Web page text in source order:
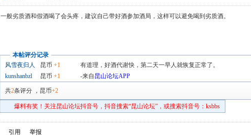
一般劣质酒和假酒喝了会头疼，建议自己带好酒参加酒局，这样可以避免喝到劣质酒。
本帖评分记录
风雪夜归人
昆币 +1 有道理，好酒代谢快，第二天一早人就恢复正常了。
kunshanbzl
昆币 +1 -来自 昆山论坛APP
共2条评分 ， 昆币+2
爆料有奖！关注昆山论坛抖音号，抖音搜索“昆山论坛”，或搜索抖音号：ksbbs
引用 举报